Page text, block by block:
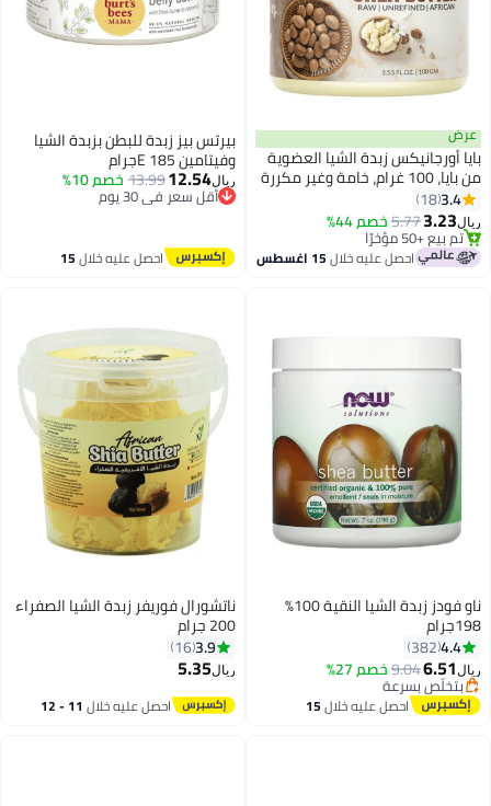
عرض
بايا أورجانيكس زبدة الشيا العضوية
من بايا، 100 غرام، خامة وغير مكررة
للبشرة والوجه والشعر وعلامات
التمدد
3.4
18
ريال3.23
5.77خصم 44%
تم بيع +50 مؤخرًا
تم بيع +50 مؤخرًااحصل عليه خلال15 اغسطس
بيرتس بيز زبدة للبطن بزبدة الشيا
وفيتامين E 185جرام
ريال12.54
13.99خصم 10%
أقل سعر في 30 يوم
أقل سعر في 30 يوم
احصل عليه خلال15
ناو فودز زبدة الشيا النقية 100%
198جرام
4.4
382
ريال6.51
9.04خصم 27%
بتخلّص بسرعة
بتخلّص بسرعةاحصل عليه خلال15
ناتشورال فوريفر زبدة الشيا الصفراء
200 جرام
3.9
16
ريال5.35
احصل عليه خلال 11 - 12